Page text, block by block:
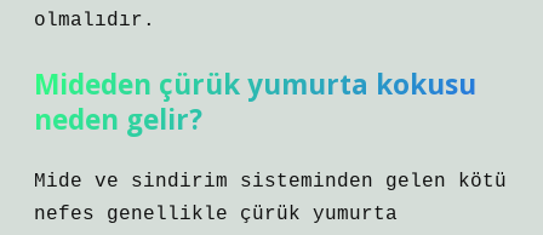
olmalıdır.
Mideden çürük yumurta kokusu
neden gelir?
Mide ve sindirim sisteminden gelen kötü
nefes genellikle çürük yumurta